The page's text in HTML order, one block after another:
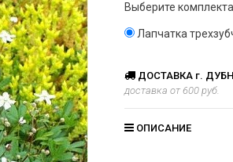
Выберите
Лапчатка
ДОСТАВКА г.
доставка от 600 руб.
ОПИСАНИЕ